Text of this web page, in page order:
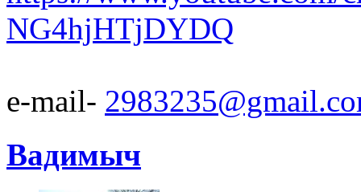
NG4hjHTjDYDQ
e-mail-
Вадимыч